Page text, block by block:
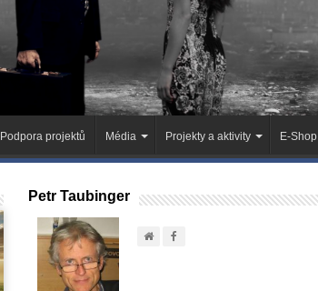
Podpora projektů Média Projekty a aktivity E-Shop
Petr Taubinger